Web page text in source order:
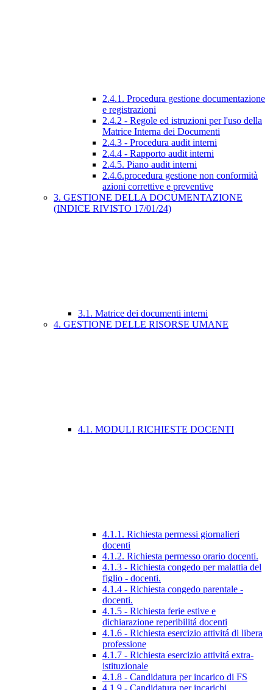
2.4.1. Procedura gestione documentazione
e registrazioni
2.4.2 - Regole ed istruzioni per l'uso della
Matrice Interna dei Documenti
2.4.3 - Procedura audit interni
2.4.4 - Rapporto audit interni
2.4.5. Piano audit interni
2.4.6.procedura gestione non conformità
azioni correttive e preventive
3. GESTIONE DELLA DOCUMENTAZIONE
(INDICE RIVISTO 17/01/24)
3.1. Matrice dei documenti interni
4. GESTIONE DELLE RISORSE UMANE
4.1. MODULI RICHIESTE DOCENTI
4.1.1. Richiesta permessi giornalieri
docenti
4.1.2. Richiesta permesso orario docenti.
4.1.3 - Richiesta congedo per malattia del
figlio - docenti.
4.1.4 - Richiesta congedo parentale -
docenti.
4.1.5 - Richiesta ferie estive e
dichiarazione reperibilitá docenti
4.1.6 - Richiesta esercizio attivitá di libera
professione
4.1.7 - Richiesta esercizio attivitá extra-
istituzionale
4.1.8 - Candidatura per incarico di FS